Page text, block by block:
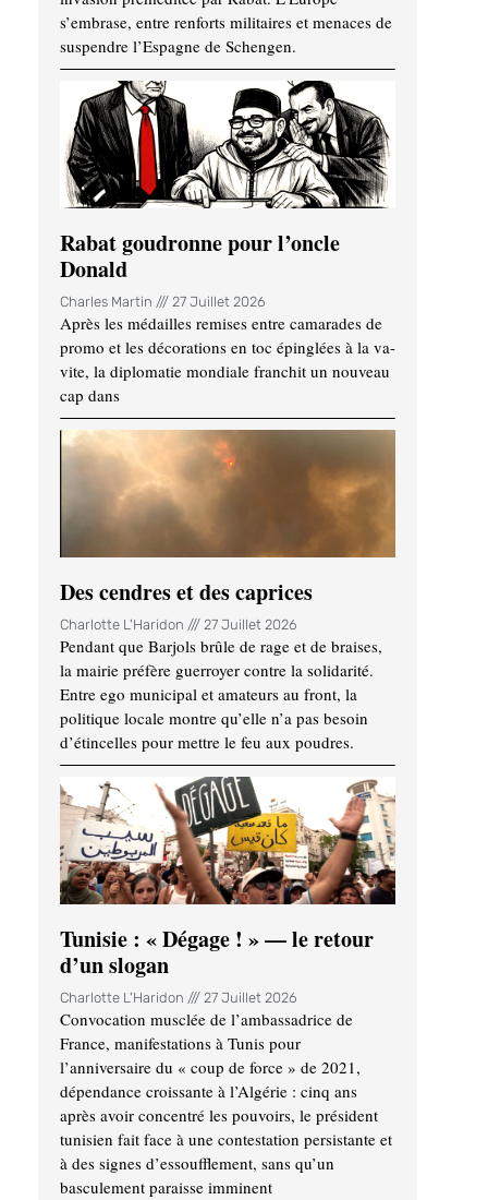
s’embrase, entre renforts militaires et menaces de
suspendre l’Espagne de Schengen.
Rabat goudronne pour l’oncle
Donald
Charles Martin 27 Juillet 2026
Après les médailles remises entre camarades de
promo et les décorations en toc épinglées à la va-
vite, la diplomatie mondiale franchit un nouveau
cap dans
Des cendres et des caprices
Charlotte L'Haridon 27 Juillet 2026
Pendant que Barjols brûle de rage et de braises,
la mairie préfère guerroyer contre la solidarité.
Entre ego municipal et amateurs au front, la
politique locale montre qu’elle n’a pas besoin
d’étincelles pour mettre le feu aux poudres.
Tunisie : « Dégage ! » — le retour
d’un slogan
Charlotte L'Haridon 27 Juillet 2026
Convocation musclée de l’ambassadrice de
France, manifestations à Tunis pour
l’anniversaire du « coup de force » de 2021,
dépendance croissante à l’Algérie : cinq ans
après avoir concentré les pouvoirs, le président
tunisien fait face à une contestation persistante et
à des signes d’essoufflement, sans qu’un
basculement paraisse imminent